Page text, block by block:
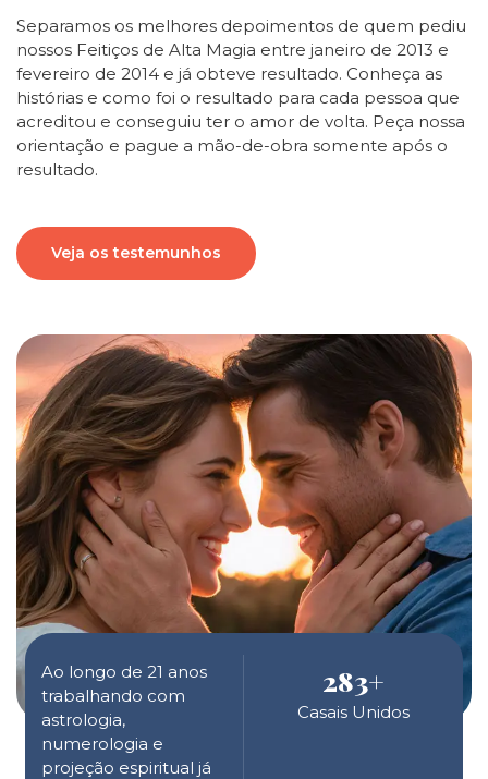
Ao longo de 21 anos
trabalhando com
astrologia,
numerologia e
projeção espiritual já
283+
Casais Unidos
Separamos os melhores depoimentos de quem pediu
nossos Feitiços de Alta Magia entre janeiro de 2013 e
fevereiro de 2014 e já obteve resultado. Conheça as
histórias e como foi o resultado para cada pessoa que
acreditou e conseguiu ter o amor de volta. Peça nossa
orientação e pague a mão-de-obra somente após o
resultado.
Veja os testemunhos